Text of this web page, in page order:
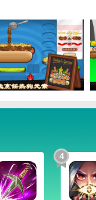
己的喜好和创
店在城市中脱颖而
战和任务，玩家
，同时解锁新食材
客人进行点餐，
要按照右侧的菜
4